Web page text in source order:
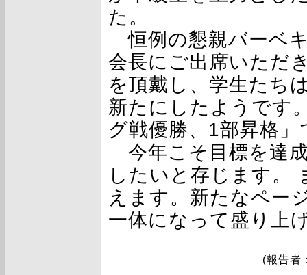
た。
恒例の懇親バーベ
会長にご出席いただ
を頂戴し、学生たち
新たにしたようです
グ戦優勝、1部昇格」
今年こそ目標を達
したいと存じます。
えます。新たなペー
一体になって盛り上
(報告者